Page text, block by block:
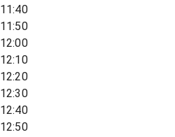
11:40
11:50
12:00
12:10
12:20
12:30
12:40
12:50